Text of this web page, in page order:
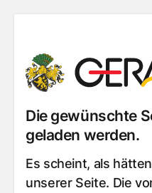
Die gewünschte
geladen werden.
Es scheint, als
unserer Seite. Die